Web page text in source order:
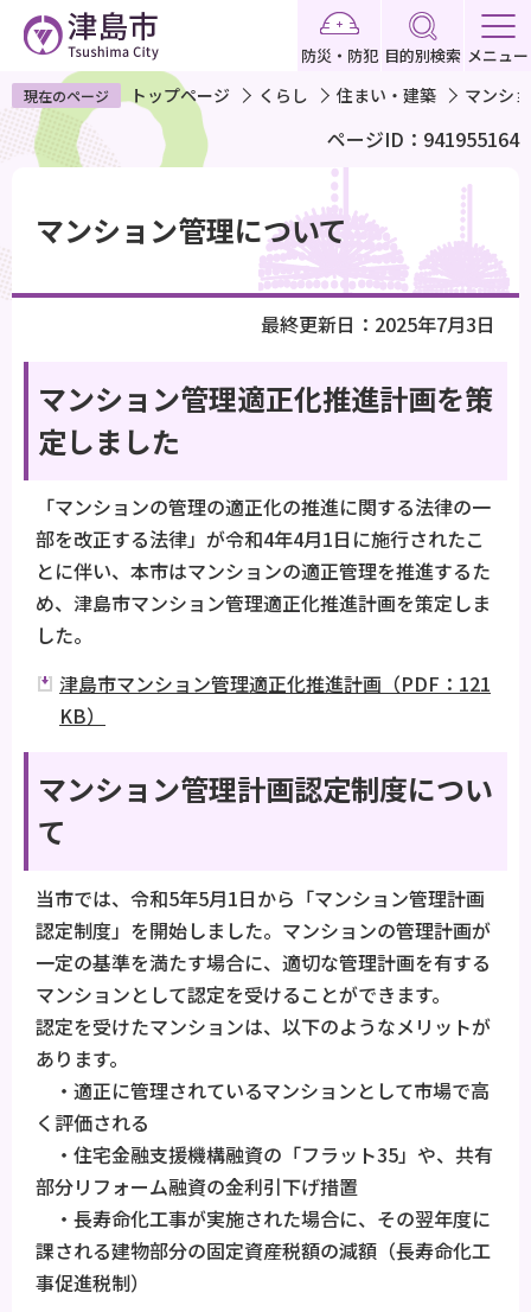
ペ
ー
ジ
で
す
防災・防犯 目的別検索 メニュー
現在のページ トップページ くらし 住まい・建築 マンシ
ページID：941955164
マンション管理について
最終更新日：2025年7月3日
マンション管理適正化推進計画を策
定しました
「マンションの管理の適正化の推進に関する法律の一
部を改正する法律」が令和4年4月1日に施行されたこ
とに伴い、本市はマンションの適正管理を推進するた
め、津島市マンション管理適正化推進計画を策定しま
した。
津島市マンション管理適正化推進計画（PDF：121
KB）
マンション管理計画認定制度につい
て
当市では、令和5年5月1日から「マンション管理計画
認定制度」を開始しました。マンションの管理計画が
一定の基準を満たす場合に、適切な管理計画を有する
マンションとして認定を受けることができます。
認定を受けたマンションは、以下のようなメリットが
あります。
・適正に管理されているマンションとして市場で高
く評価される
・住宅金融支援機構融資の「フラット35」や、共有
部分リフォーム融資の金利引下げ措置
・長寿命化工事が実施された場合に、その翌年度に
課される建物部分の固定資産税額の減額（長寿命化工
事促進税制）